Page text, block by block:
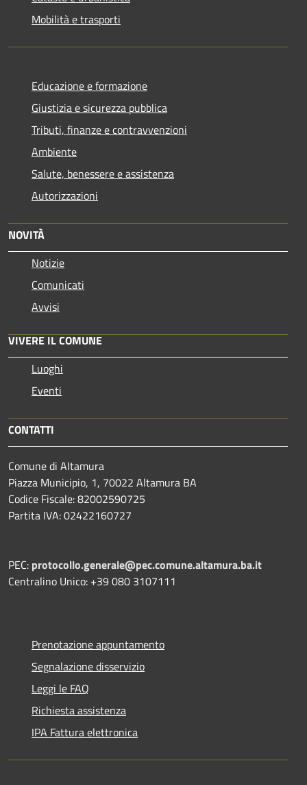
Mobilità e trasporti
Educazione e formazione
Giustizia e sicurezza pubblica
Tributi, finanze e contravvenzioni
Ambiente
Salute, benessere e assistenza
Autorizzazioni
NOVITÀ
Notizie
Comunicati
Avvisi
VIVERE IL COMUNE
Luoghi
Eventi
CONTATTI
Comune di Altamura
Piazza Municipio, 1, 70022 Altamura BA
Codice Fiscale: 82002590725
Partita IVA: 02422160727
PEC: protocollo.generale@pec.comune.altamura.ba.it
Centralino Unico: +39 080 3107111
Prenotazione appuntamento
Segnalazione disservizio
Leggi le FAQ
Richiesta assistenza
IPA Fattura elettronica